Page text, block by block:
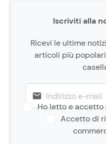
Iscriviti alla
Ricevi le ultime
articoli più
Ho letto e
Accetto di